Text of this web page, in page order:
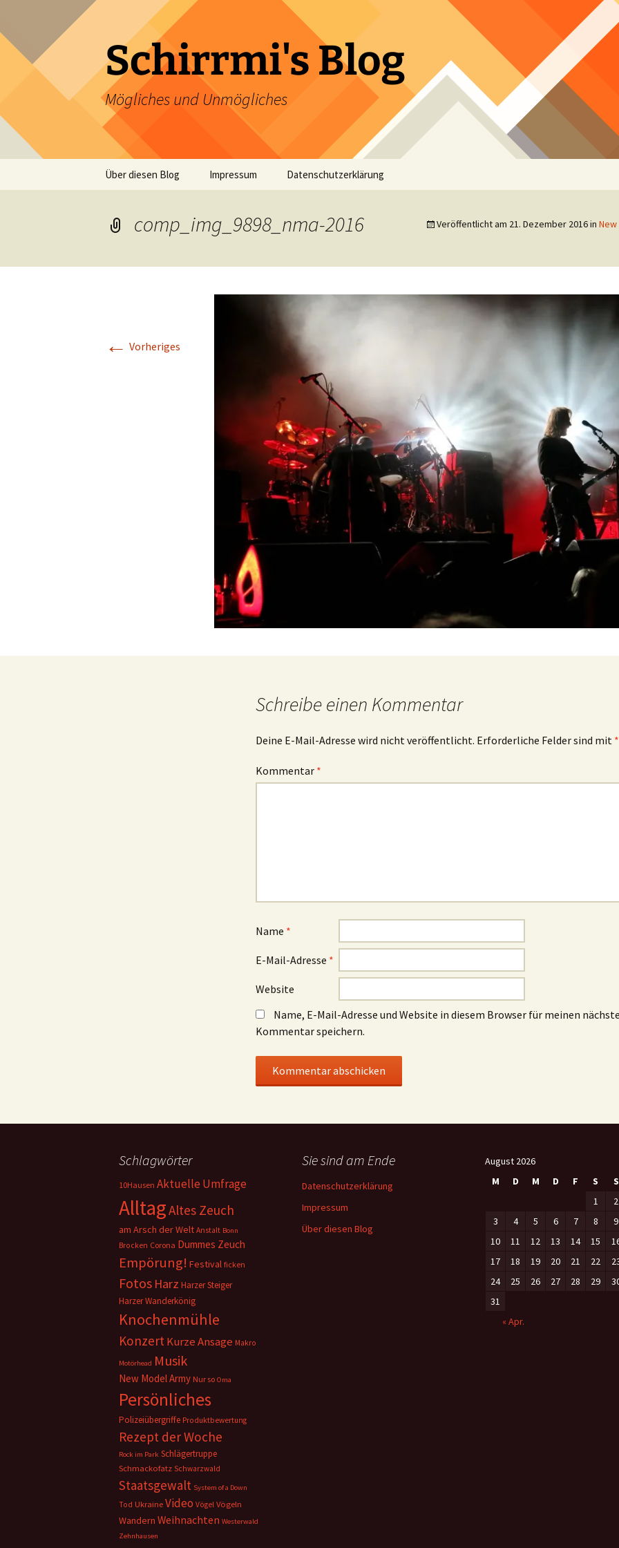
springen
Schirrmi's Blog
Mögliches und Unmögliches
Über diesen Blog Impressum Datenschutzerklärung
comp_img_9898_nma-2016 Veröffentlicht am 21. Dezember 2016in
← Vorheriges
Schreibe einen Kommentar
Deine E-Mail-Adresse wird nicht veröffentlicht. Erforderliche Felder sind mit *
Kommentar *
Name *
E-Mail-Adresse *
Website
Name, E-Mail-Adresse und Website in diesem Browser für meinen
Kommentar speichern.
Schlagwörter
10Hausen Aktuelle Umfrage
AlltagAltes Zeuch
am Arsch der Welt Anstalt Bonn
Brocken Corona Dummes Zeuch
Empörung! Festival ficken
Fotos Harz Harzer Steiger
Harzer Wanderkönig
Knochenmühle
Konzert Kurze Ansage Makro
Motörhead Musik
New Model Army Nur so Oma
Persönliches
Polizeiübergriffe Produktbewertung
Rezept der Woche
Rock im Park Schlägertruppe
Schmackofatz Schwarzwald
Staatsgewalt System of a Down
Tod Ukraine Video Vögel Vögeln
Wandern Weihnachten Westerwald
Zehnhausen
Sie sind am Ende
Datenschutzerklärung
Impressum
Über diesen Blog
August 2026
M
D M D F S
S
1
2
3
4 5 6 7 8
9
10
11 12 13 14 15
17
18 19 20 21 22
24
25 26 27 28 29
31
« Apr.